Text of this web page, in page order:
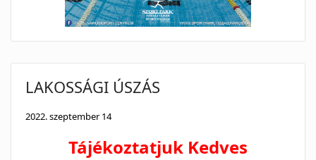
LAKOSSÁGI ÚSZÁS
2022. szeptember 14
Tájékoztatjuk Kedves